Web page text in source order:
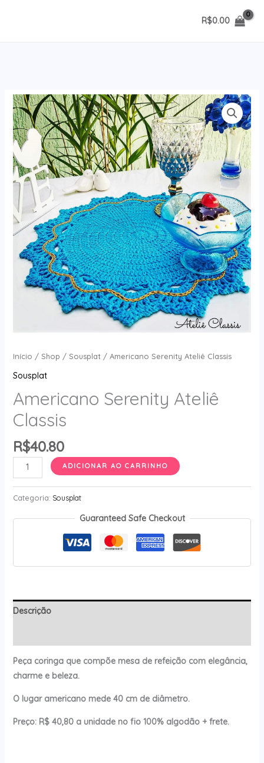
R$0.00
Início / Shop / Sousplat/ Americano Serenity Ateliê Classis
Sousplat
Americano Serenity Ateliê
Classis
R$40.80
Americano
Serenity
Ateliê
quantidade
ADICIONAR AO CARRINHO
Categoria: Sousplat
Guaranteed Safe Checkout
Descrição
Peça coringa que compõe mesa de refeição com elegância,
charme e beleza.
O lugar americano mede 40 cm de diâmetro.
Preço: R$ 40,80 a unidade no fio 100% algodão + frete.